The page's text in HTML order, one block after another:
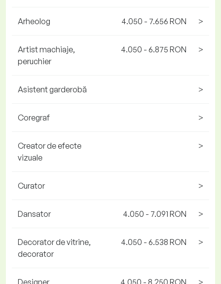
Arheolog 4.050 - 7.656 RON >
Artist machiaje,
peruchier
4.050 - 6.875 RON >
Asistent garderobă >
Coregraf >
Creator de efecte
vizuale
>
Curator >
Dansator 4.050 - 7.091 RON >
Decorator de vitrine,
decorator
4.050 - 6.538 RON >
Designer 4.050 - 8.250 RON >